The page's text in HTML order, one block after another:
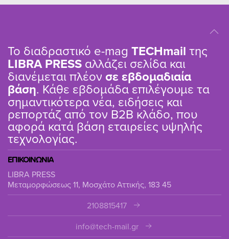
Το διαδραστικό e-mag TΕCHmail της
LIBRA PRESS αλλάζει σελίδα και
διανέμεται πλέον σε εβδομαδιαία
βάση. Κάθε εβδομάδα επιλέγουμε τα
σημαντικότερα νέα, ειδήσεις και
ρεπορτάζ από τον B2B κλάδο, που
αφορά κατά βάση εταιρείες υψηλής
τεχνολογίας.
ΕΠΙΚΟΙΝΩΝΙΑ
LIBRA PRESS
Μεταμορφώσεως 11, Μοσχάτο Αττικής, 183 45
2108815417
info@tech-mail.gr